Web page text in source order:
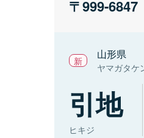
999-6847
山形県
ヤマガタケ
引地
ヒキジ